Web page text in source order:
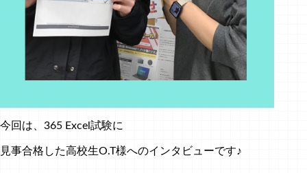
今回は、365 Excel試験に
見事合格した高校生O.T様へのインタビューです♪